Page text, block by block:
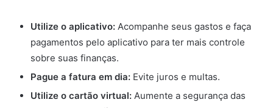
Utilize o aplicativo: Acompanhe seus gastos e faça
pagamentos pelo aplicativo para ter mais controle
sobre suas finanças.
Pague a fatura em dia: Evite juros e multas.
Utilize o cartão virtual: Aumente a segurança das